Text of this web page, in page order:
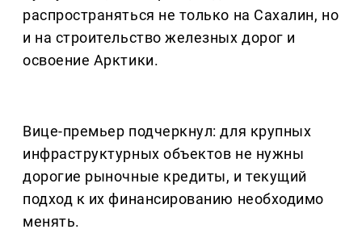
распространяться не только на Сахалин, но
и на строительство железных дорог и
освоение Арктики.
Вице-премьер подчеркнул: для крупных
инфраструктурных объектов не нужны
дорогие рыночные кредиты, и текущий
подход к их финансированию необходимо
менять.